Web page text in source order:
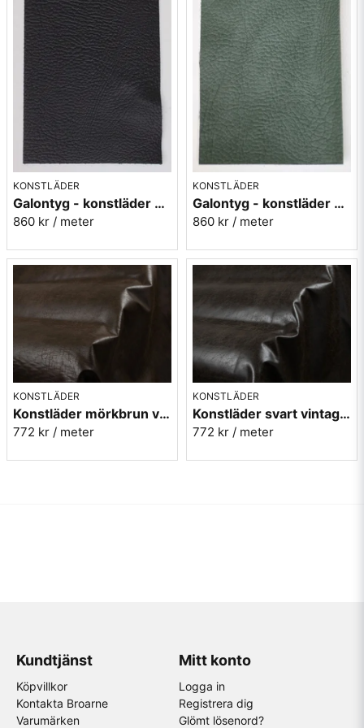
KONSTLÄDER
Galontyg - konstläder svart - Select 4
860 kr / meter
KONSTLÄDER
Galontyg - konstläder grågrön - Select 13
860 kr / meter
KONSTLÄDER
Konstläder mörkbrun vintage - Rodeo tobacco nr.46
772 kr / meter
KONSTLÄDER
Konstläder svart vintage - Rodeo night nr.4
772 kr / meter
Kundtjänst
Köpvillkor
Kontakta Broarne
Varumärken
Mitt konto
Logga in
Registrera dig
Glömt lösenord?